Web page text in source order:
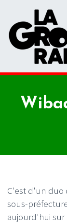
C'est d'un duo
sous-
aujourd'hui